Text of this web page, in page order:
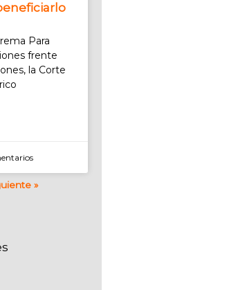
Para
frente
la Corte
»